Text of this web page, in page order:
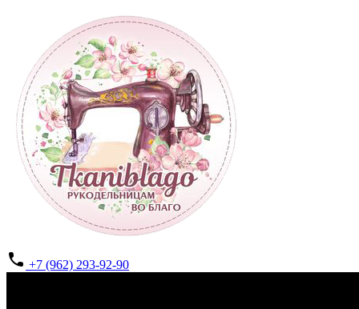
+7 (962) 293-92-90